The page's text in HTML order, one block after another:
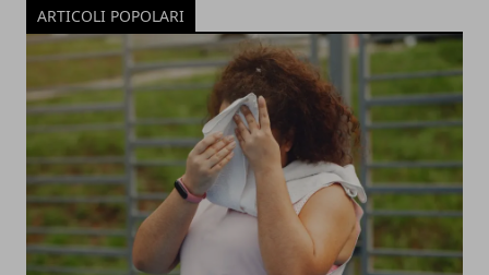
ARTICOLI POPOLARI